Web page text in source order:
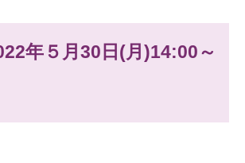
年５月30日(月)14:00～